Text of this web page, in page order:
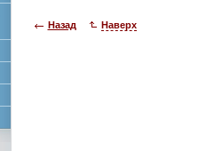
Назад Наверх